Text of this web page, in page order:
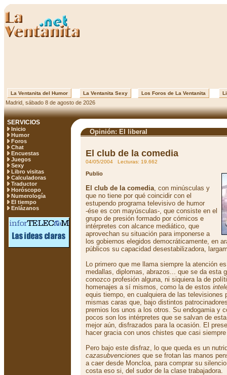
La Ventanita del Humor La Ventanita Sexy Los Foros de La Ventanita
Madrid, sábado 8 de agosto de 2026
SERVICIOS
Inicio
Humor
Foros
Chat
Encuestas
Juegos
Sexy
Libro visitas
Calculadoras
Traductor
Horóscopo
Numerología
El tiempo
Enlázanos
Opinión: El liberal
El club de la comedia
04/05/2004 Lecturas: 19.662
Publio
El club de la comedia, con minúsculas y
que no tiene por qué coincidir con el
estupendo programa televisivo de humor
-ése es con mayúsculas-, que consiste en el
grupo de presión formado por cómicos e
intérpretes con alcance mediático, que
aprovechan su situación para imponerse a
los gobiernos elegidos democráticamente, en
públicos su capacidad desestabilizadora,
Lo primero que me llama siempre la atención
medallas, diplomas, abrazos... que se da esta
conozco profesión alguna, ni siquiera la de
homenajes a sí mismos, como la de estos
equis tiempo, en cualquiera de las televisiones
mismas caras que, bajo distintos
premios los unos a los otros. Su endogamia y
pocos son los intérpretes que se salvan de
mejor aún, disfrazados para la ocasión. El
hacer gracia con unos chistes que casi
Pero bajo este disfraz, lo que queda es un
cazasubvenciones que se frotan las manos
a caer desde Moncloa, para comprar su
costa eso si, del sudor de la clase trabajadora.